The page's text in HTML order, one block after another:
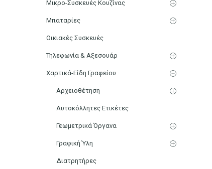
Μικρο-Συσκευές Κουζίνας
Μπαταρίες
Οικιακές Συσκευές
Τηλεφωνία & Αξεσουάρ
Χαρτικά-Είδη Γραφείου
Αρχειοθέτηση
Αυτοκόλλητες Ετικέτες
Γεωμετρικά Όργανα
Γραφική Ύλη
Διατρητήρες